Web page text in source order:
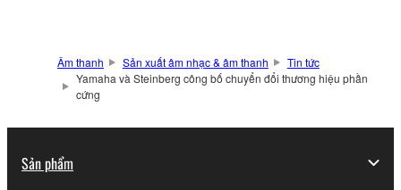
Âm thanh Sản xuất âm nhạc & âm thanh
Tin tức
Yamaha và Steinberg công bố chuyển đổi thương hiệu phần
cứng
Sản phẩm